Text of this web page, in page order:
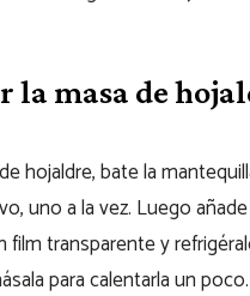
la masa de
hojaldre, bate la
uno a la vez. Luego
film transparente y
para calentarla un